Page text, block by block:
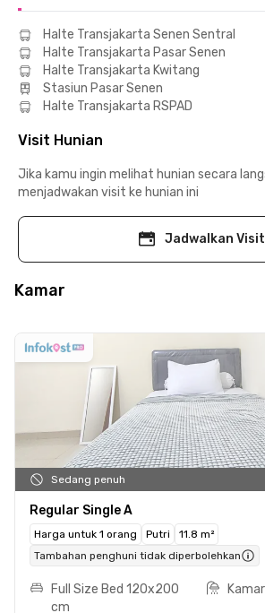
Halte Transjakarta Senen Sentral
Halte Transjakarta Pasar Senen
Halte Transjakarta Kwitang
Stasiun Pasar Senen
Halte Transjakarta RSPAD
Visit Hunian
Jika kamu ingin melihat hunian secara
menjadwakan visit ke hunian ini
Jadwalkan Visit
Kamar
Sedang penuh
Regular Single A
Harga untuk 1 orang Putri
11.8 m²
Tambahan penghuni tidak diperbolehkan
Full Size Bed 120x200
cm